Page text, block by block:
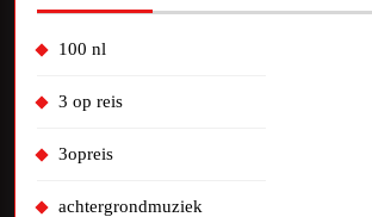
100 nl
3 op reis
3opreis
achtergrondmuziek